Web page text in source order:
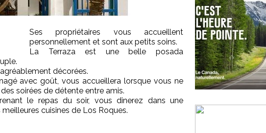
Ses propriétaires vous accueillent
personnellement et sont aux petits soins.
La Terraza est une belle posada
décorées.
avec goût, vous accueillera lorsque vous ne
soirées de détente entre amis.
le repas du soir, vous dinerez dans une
cuisines de Los Roques.